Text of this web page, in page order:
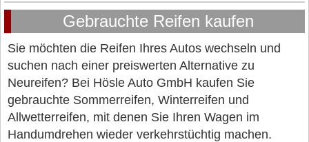
Gebrauchte Reifen kaufen
Sie möchten die Reifen Ihres Autos wechseln und
suchen nach einer preiswerten Alternative zu
Neureifen? Bei Hösle Auto GmbH kaufen Sie
gebrauchte Sommerreifen, Winterreifen und
Allwetterreifen, mit denen Sie Ihren Wagen im
Handumdrehen wieder verkehrstüchtig machen.